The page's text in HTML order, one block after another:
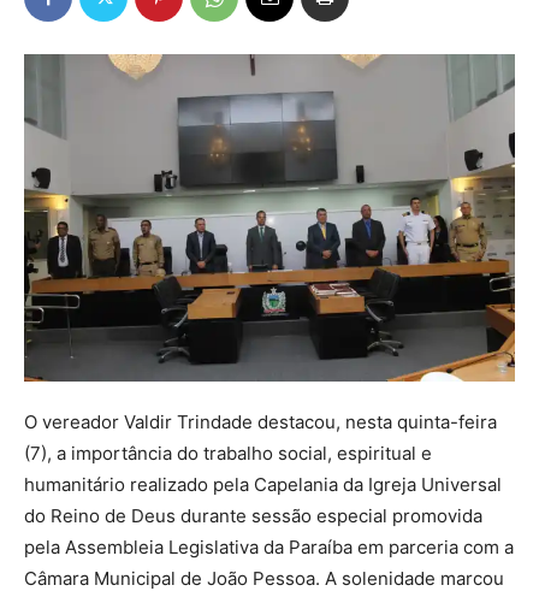
O vereador Valdir Trindade destacou, nesta quinta-feira
(7), a importância do trabalho social, espiritual e
humanitário realizado pela Capelania da Igreja Universal
do Reino de Deus durante sessão especial promovida
pela Assembleia Legislativa da Paraíba em parceria com a
Câmara Municipal de João Pessoa. A solenidade marcou